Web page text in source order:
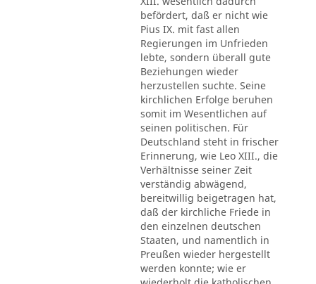
befördert, daß er nicht wie
Pius IX. mit fast allen
Regierungen im Unfrieden
lebte, sondern überall gute
Beziehungen wieder
herzustellen suchte. Seine
kirchlichen Erfolge beruhen
somit im Wesentlichen auf
seinen politischen. Für
Deutschland steht in frischer
Erinnerung, wie Leo XIII., die
Verhältnisse seiner Zeit
verständig abwägend,
bereitwillig beigetragen hat,
daß der kirchliche Friede in
den einzelnen deutschen
Staaten, und namentlich in
Preußen wieder hergestellt
werden konnte; wie er